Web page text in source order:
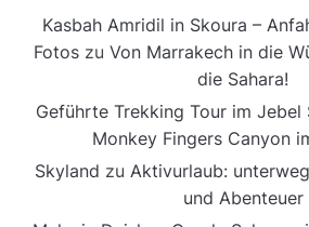
Kasbah Amridil in Skoura –
Fotoszu Von Marrakech in die
die Sahara!
Geführte Trekking Tour im Jebel
Monkey Fingers Canyon
Skyland zu Aktivurlaub:
und Abenteuer